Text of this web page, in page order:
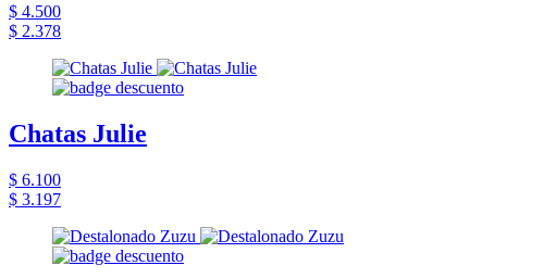
$ 4.500
$ 2.378
Chatas Julie
$ 6.100
$ 3.197